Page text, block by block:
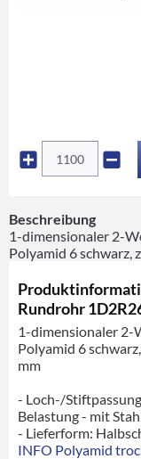
Beschreibung
1-dimensionaler 2-
Polyamid 6 schwarz,
Rundrohr
1-dimensionaler 2-
Polyamid 6
mm
- Loch-/
Belastung - mit
- Lieferform:
INFO Polyamid